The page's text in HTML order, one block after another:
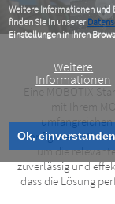
Weitere Informationen und
finden Sie in unserer
Einstellungen in Ihren
Weitere
Informationen
Ok,
Eine MOBOTIX-
mit Ihrem
umfangreichen
konfiguriert. Wir
um die
zuverlässig und
dass die Lösung